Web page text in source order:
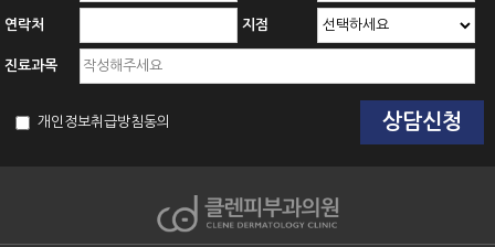
연락처 지점
진료과목
개인정보취급방침동의